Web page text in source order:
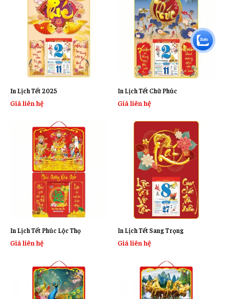
In Lịch Tết 2025
Giá liên hệ
In Lịch Tết Chữ Phúc
Giá liên hệ
In Lịch Tết Phúc Lộc Thọ
Giá liên hệ
In Lịch Tết Sang Trọng
Giá liên hệ